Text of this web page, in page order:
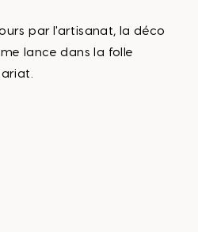
par l'artisanat, la déco
lance dans la folle